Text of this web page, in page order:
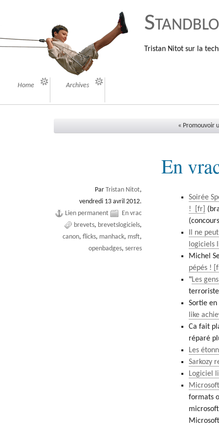
Tristan Nitot sur la
Home Archives
« Promouvoir
En
ParTristan Nitot,
vendredi 13 avril 2012.
Lien permanent
En vrac
brevets brevetslogiciels
canon flicks manhack msft
openbadges serres
Soirée
!
Il ne
logiciels
Michel
pépés !
"Les
terroriste
Sortie
like
Ca fait
réparé
Les
Sarkozy
Logiciel
formats